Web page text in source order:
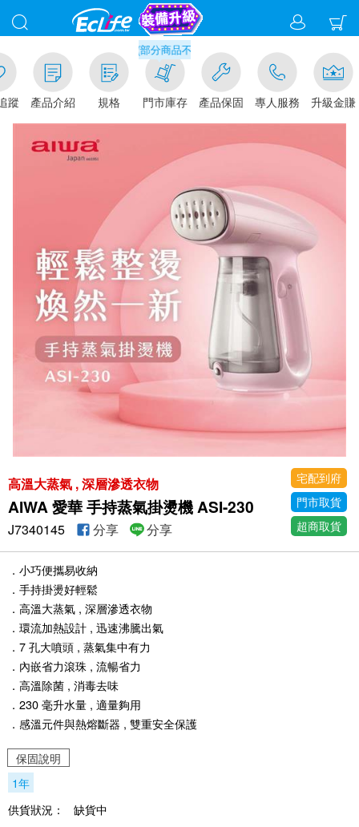
蹤 產品介紹 規格
滿千元門市取貨現折1%(部分商品不適用)-請點我看
門市庫存 產品保固 專人服務 升級金賺
高溫大蒸氣 , 深層滲透衣物
AIWA 愛華 手持蒸氣掛燙機 ASI-230
宅配到府
門市取貨
超商取貨
J7340145 分享 分享
．小巧便攜易收納
．手持掛燙好輕鬆
．高溫大蒸氣 , 深層滲透衣物
．環流加熱設計 , 迅速沸騰出氣
．7 孔大噴頭 , 蒸氣集中有力
．內嵌省力滾珠 , 流暢省力
．高溫除菌 , 消毒去味
．230 毫升水量 , 適量夠用
．感溫元件與熱熔斷器 , 雙重安全保護
保固說明
1年
供貨狀況：
缺貨中